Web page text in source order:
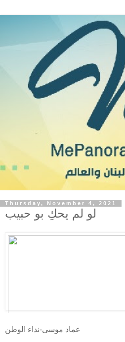
Thursday, November 4, 2021
لو لم يحكِ بو حبيب
عماد موسى-نداء الوطن